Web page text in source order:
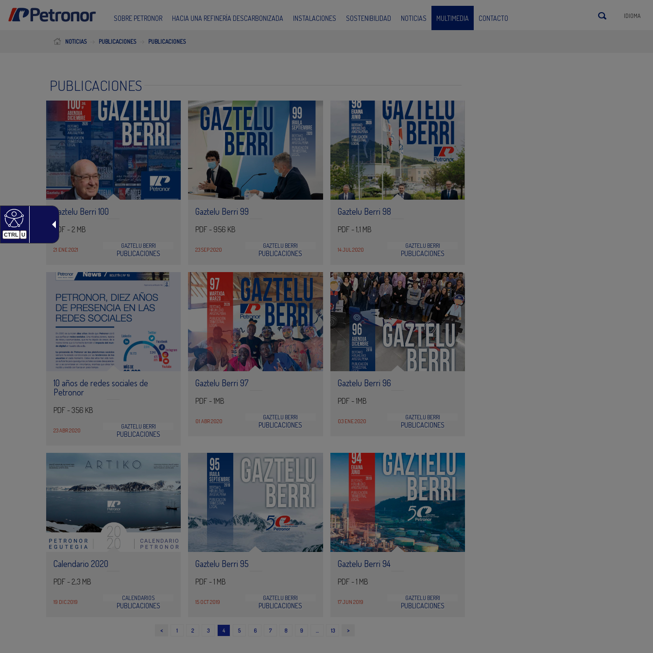
CTRL U
SOBRE PETRONOR HACIA UNA REFINERÍA DESCARBONIZADA INSTALACIONES SOSTENIBILIDAD NOTICIAS MULTIMEDIA CONTACTO IDIOMA
NOTICIAS PUBLICACIONES PUBLICACIONES
PUBLICACIONES
Gaztelu Berri 100
PDF - 2 MB
21 ENE 2021
GAZTELU BERRI
PUBLICACIONES
Gaztelu Berri 99
PDF - 956 KB
23 SEP 2020
GAZTELU BERRI
PUBLICACIONES
Gaztelu Berri 98
PDF - 1,1 MB
14 JUL 2020
GAZTELU BERRI
PUBLICACIONES
10 años de redes sociales de
Petronor
PDF - 356 KB
23 ABR 2020
GAZTELU BERRI
PUBLICACIONES
Gaztelu Berri 97
PDF - 1MB
01 ABR 2020
GAZTELU BERRI
PUBLICACIONES
Gaztelu Berri 96
PDF - 1MB
03 ENE 2020
GAZTELU BERRI
PUBLICACIONES
Calendario 2020
PDF - 2,3 MB
19 DIC 2019
CALENDARIOS
PUBLICACIONES
Gaztelu Berri 95
PDF - 1 MB
15 OCT 2019
GAZTELU BERRI
PUBLICACIONES
Gaztelu Berri 94
PDF - 1 MB
17 JUN 2019
GAZTELU BERRI
PUBLICACIONES
< 1 2 3 4 5 6 7 8 9 13 >